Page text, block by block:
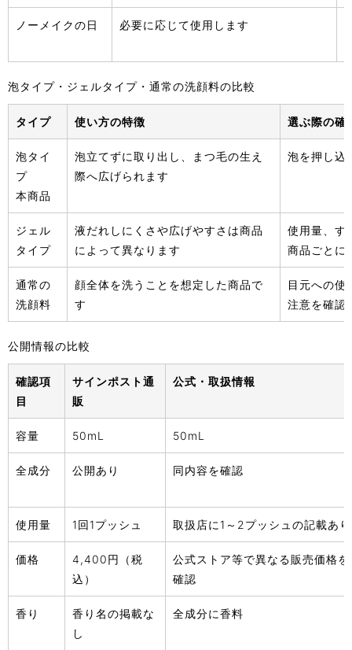
ノーメイクの日 必要に応じて使用します
泡タイプ・ジェルタイプ・通常の洗顔料の比較
タイプ 使い方の特徴 選ぶ際の確
泡タイ
プ
本商品
泡立てずに取り出し、まつ毛の生え
際へ広げられます
泡を押し込
ジェル
タイプ
液だれしにくさや広げやすさは商品
によって異なります
使用量、す
商品ごとに
通常の
洗顔料
顔全体を洗うことを想定した商品で
す
目元への使
注意を確認
公開情報の比較
確認項
目
サインポスト通
販
公式・取扱情報
容量 50mL 50mL
全成分 公開あり 同内容を確認
使用量 1回1プッシュ 取扱店に1～2プッシュの記載あり
価格
4,400円（税
込）
公式ストア等で異なる販売価格を
確認
香り
香り名の掲載な
し
全成分に香料